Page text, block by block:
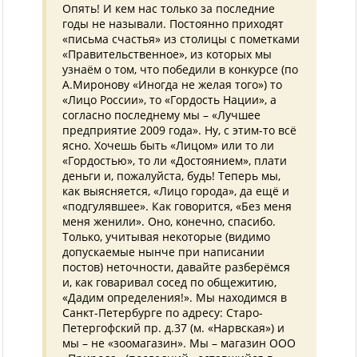
Опять! И кем нас только за последние
годы не называли. Постоянно приходят
«письма счастья» из столицы с пометками
«Правительственное», из которых мы
узнаём о том, что победили в конкурсе (по
А.Миронову «Иногда не желая того») то
«Лицо России», то «Гордость Нации», а
согласно последнему мы – «Лучшее
предприятие 2009 года». Ну, с этим-то всё
ясно. Хочешь быть «Лицом» или то ли
«Гордостью», то ли «Достоянием», плати
деньги и, пожалуйста, будь! Теперь мы,
как выясняется, «Лицо города», да ещё и
«подгулявшее». Как говорится, «Без меня
меня женили». Оно, конечно, спасибо.
Только, учитывая некоторые (видимо
допускаемые нынче при написании
постов) неточности, давайте разберёмся
и, как говаривал сосед по общежитию,
«Дадим определения!». Мы находимся в
Санкт-Петербурге по адресу: Старо-
Петергофский пр. д.37 (м. «Нарвская») и
мы – не «зоомагазин». Мы – магазин ООО